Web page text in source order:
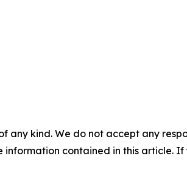
any kind. We do not accept any
contained in this article.